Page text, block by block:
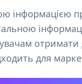
інформацією
для